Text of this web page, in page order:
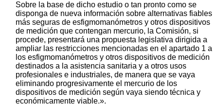
Sobre la base de dicho estudio o tan pronto como se
disponga de nueva información sobre alternativas fiables
más seguras de esfigmomanómetros y otros dispositivos
de medición que contengan mercurio, la Comisión, si
procede, presentará una propuesta legislativa dirigida a
ampliar las restricciones mencionadas en el apartado 1 a
los esfigmomanómetros y otros dispositivos de medición
destinados a la asistencia sanitaria y a otros usos
profesionales e industriales, de manera que se vaya
eliminando progresivamente el mercurio de los
dispositivos de medición según vaya siendo técnica y
económicamente viable.».